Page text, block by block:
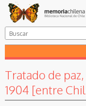
Tratado de
1904 [entre